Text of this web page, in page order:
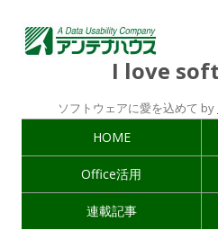
I love
ソフトウェアに愛を込めて by
HOME
Office活用
連載記事